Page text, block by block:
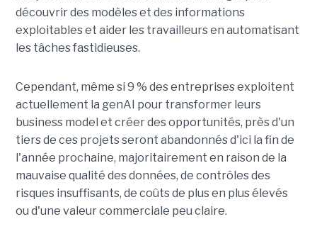
découvrir des modèles et des informations
exploitables et aider les travailleurs en automatisant
les tâches fastidieuses.
Cependant, même si 9 % des entreprises exploitent
actuellement la genAI pour transformer leurs
business model et créer des opportunités, près d'un
tiers de ces projets seront abandonnés d'ici la fin de
l'année prochaine, majoritairement en raison de la
mauvaise qualité des données, de contrôles des
risques insuffisants, de coûts de plus en plus élevés
ou d'une valeur commerciale peu claire.